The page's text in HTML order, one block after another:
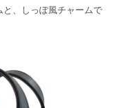
、しっぽ風チャームで